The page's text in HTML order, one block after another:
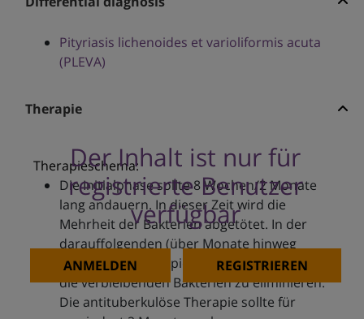
Pityriasis lichenoides et varioliformis acuta
(PLEVA)
Therapie
Der Inhalt ist nur für
registrierte Benutzer
verfügbar
ANMELDEN REGISTRIEREN
Therapieschema:
Die Initialphase sollte 8 Wochen/2 Monate
lang andauern. In dieser Zeit wird die
Mehrheit der Bakterien abgetötet. In der
darauffolgenden (über Monate hinweg
dauernden) Therapiephase wird versucht,
die verbleibenden Bakterien zu eliminieren.
Die antituberkulöse Therapie sollte für